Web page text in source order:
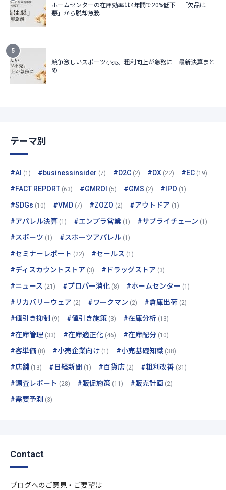
テーマ別
#AI (1) #businessinsider (7) #D2C (2) #DX (22) #EC (19)
#FACT REPORT (63) #GMROI (5) #GMS (2) #IPO (1)
#SDGs (10) #VMD (7) #ZOZO (2) #アウトドア (1)
#アパレル決算 (1) #エンプラ営業 (1) #サプライチェーン (1)
#スポーツ (1) #スポーツアパレル (1)
#セミナーレポート (22) #セールス (1)
#ディスカウントストア (3) #ドラッグストア (3)
#ニュース (21) #プロパー消化 (8) #ホームセンター (1)
#リカバリーウェア (2) #ワークマン (2) #倉庫出荷 (2)
#値引き抑制 (9) #値引き施策 (3) #在庫分析 (13)
#在庫管理 (33) #在庫適正化 (46) #在庫配分 (10)
#客単価 (8) #小売企業向け (1) #小売基礎知識 (38)
#店舗 (13) #日経新聞 (1) #百貨店 (2) #粗利改善 (31)
#調査レポート (28) #販促施策 (11) #販売計画 (2)
#需要予測 (3)
Contact
ブログへのご意見・ご要望は